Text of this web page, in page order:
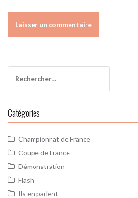
Catégories
Championnat de France
Coupe de France
Démonstration
Flash
Ils en parlent